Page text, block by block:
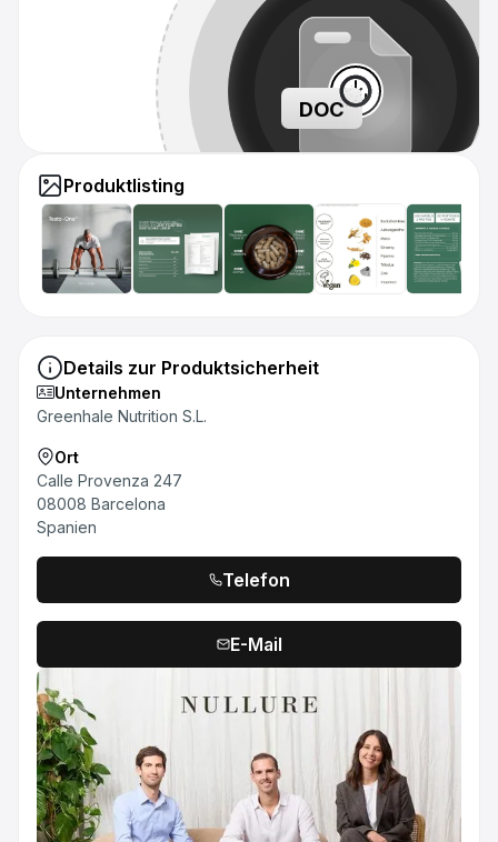
DOC
Produktlisting
Details zur Produktsicherheit
Unternehmen
Greenhale Nutrition S.L.
Ort
Calle Provenza 247
08008 Barcelona
Spanien
Telefon
E-Mail